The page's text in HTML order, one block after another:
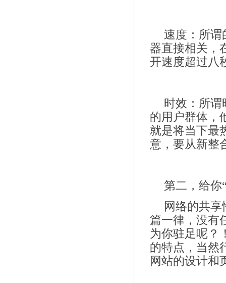
速度：所谓
器直接相关，
开速度超过八
时效：所谓
的用户群体，
就是将当下最
意，要从新整
第二，给你
网络的共
篇一律，没有
为你驻足呢？
的特点，当然
网站的设计和